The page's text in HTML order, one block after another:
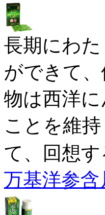
長期にわ
ができて
物は西洋
ことを維
て、回想
万基洋参含